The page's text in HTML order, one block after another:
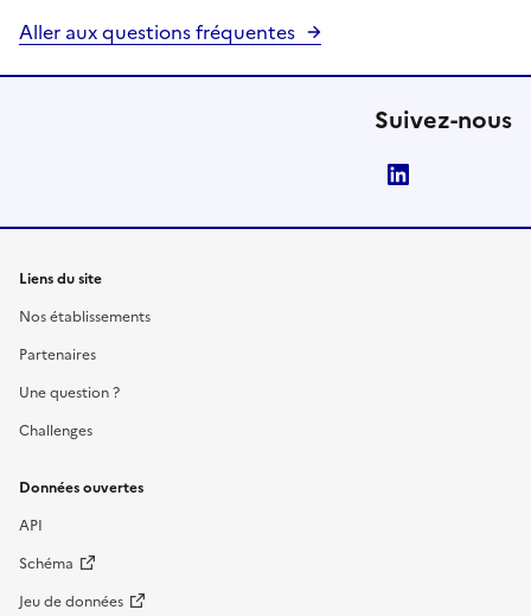
Aller aux questions fréquentes
Suivez-nous
Liens du site
Nos établissements
Partenaires
Une question ?
Challenges
Données ouvertes
API
Schéma
Jeu de données